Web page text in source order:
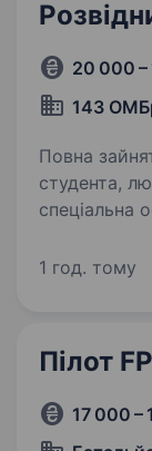
20 000 –
143
Повна
студента,
спеціальна освіта.
вогню по
1 год. тому
Пілот
17 000 –